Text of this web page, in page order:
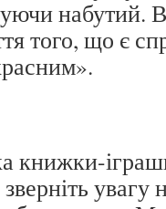
набутий.
того, що є
книжки-
увагу